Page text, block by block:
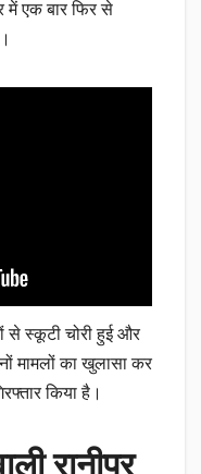
में एक बार फिर से
स्कूटी चोरी हुई और
मामलों का खुलासा कर
किया है।
रानीपुर